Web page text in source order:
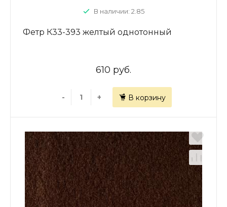
В наличии: 2.85
Фетр К33-393 желтый однотонный
610 руб.
- + В корзину